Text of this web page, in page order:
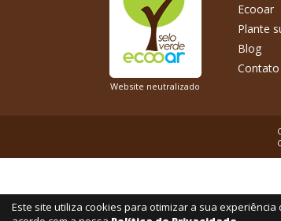
Website neutralizado
Ecooar
Plante
Blog
Contato
Este site utiliza cookies para otimizar a sua